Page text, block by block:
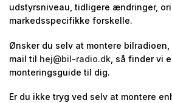
udstyrsniveau, tidligere ændringer,
markedsspecifikke forskelle.
Ønsker du selv at montere
mail til hej@bil-radio.dk , så finder vi
monteringsguide til dig.
Er du ikke tryg ved selv at montere